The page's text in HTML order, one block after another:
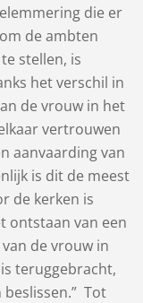
die er
de ambten
stellen, is
het verschil in
de vrouw in het
vertrouwen
aanvaarding van
is dit de meest
de kerken is
ontstaan van een
de vrouw in
teruggebracht,
Tot